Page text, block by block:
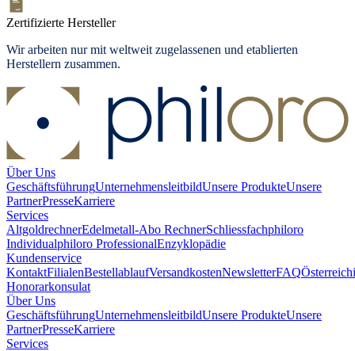
Zertifizierte Hersteller
Wir arbeiten nur mit weltweit zugelassenen und etablierten
Herstellern zusammen.
Über Uns
GeschäftsführungUnternehmensleitbildUnsere ProdukteUnsere
PartnerPresseKarriere
Services
AltgoldrechnerEdelmetall-Abo RechnerSchliessfachphiloro
Individualphiloro ProfessionalEnzyklopädie
Kundenservice
KontaktFilialenBestellablaufVersandkostenNewsletterFAQ
Honorarkonsulat
Über Uns
GeschäftsführungUnternehmensleitbildUnsere ProdukteUnsere
PartnerPresseKarriere
Services